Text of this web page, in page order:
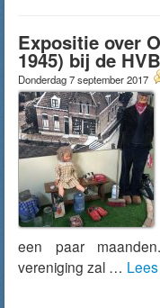
Expositie over
1945) bij de
Donderdag 7 september 2017
een paar
vereniging zal …